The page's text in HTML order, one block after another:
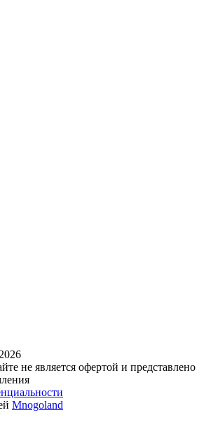
не является офертой и представлено
Mnogoland